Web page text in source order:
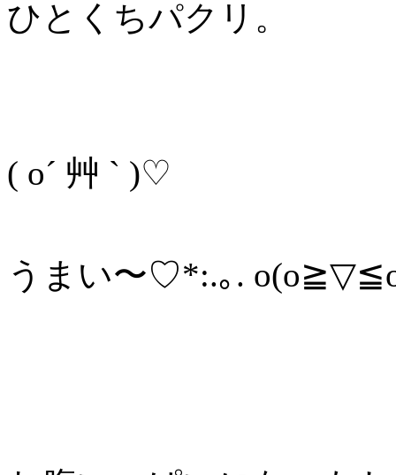
ひとくちパクリ。
( o´ 艸 ` )♡
うまい〜♡*:.｡.